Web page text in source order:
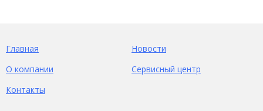
Главная
Новости
О компании
Сервисный центр
Контакты